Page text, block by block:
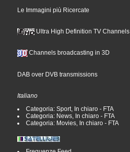
Le Immagini più Ricercate
Ultra High Definition TV Channels
Channels broadcasting in 3D
DAB over DVB transmissions
Italiano
Categoria: Sport, In chiaro - FTA
Categoria: News, In chiaro - FTA
Categoria: Movies, In chiaro - FTA